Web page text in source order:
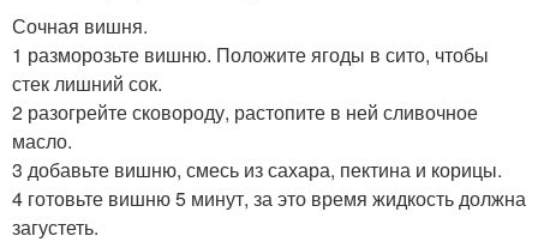
Сочная вишня.
1 разморозьте вишню. Положите ягоды в сито, чтобы
стек лишний сок.
2 разогрейте сковороду, растопите в ней сливочное
масло.
3 добавьте вишню, смесь из сахара, пектина и корицы.
4 готовьте вишню 5 минут, за это время жидкость должна
загустеть.